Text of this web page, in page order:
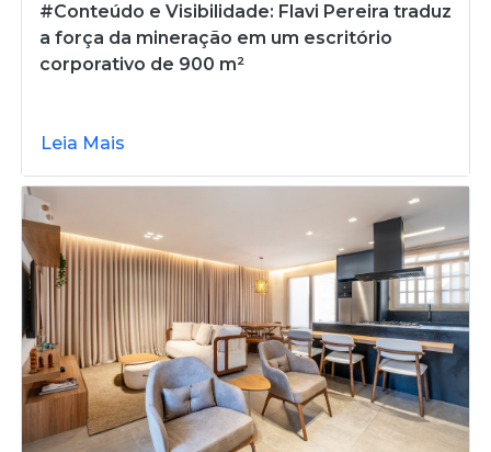
#Conteúdo e Visibilidade: Flavi Pereira traduz
a força da mineração em um escritório
corporativo de 900 m²
Leia Mais